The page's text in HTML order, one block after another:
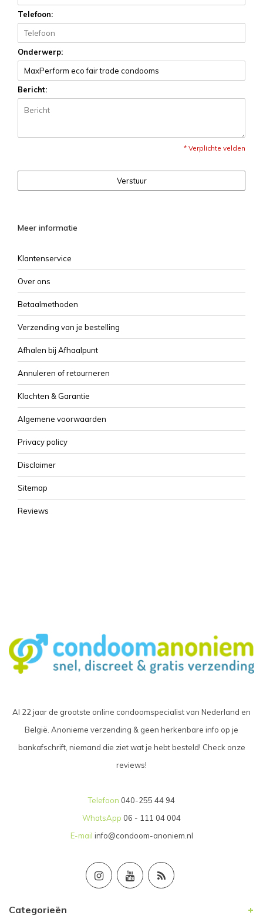
Telefoon:
Onderwerp:
Bericht:
* Verplichte velden
Verstuur
Meer informatie
Klantenservice
Over ons
Betaalmethoden
Verzending van je bestelling
Afhalen bij Afhaalpunt
Annuleren of retourneren
Klachten & Garantie
Algemene voorwaarden
Privacy policy
Disclaimer
Sitemap
Reviews
Al 22 jaar de grootste online condoomspecialist van Nederland en
België. Anonieme verzending & geen herkenbare info op je
bankafschrift, niemand die ziet wat je hebt besteld! Check onze
reviews!
Telefoon 040-255 44 94
WhatsApp 06 - 111 04 004
E-mail info@condoom-anoniem.nl
Categorieën